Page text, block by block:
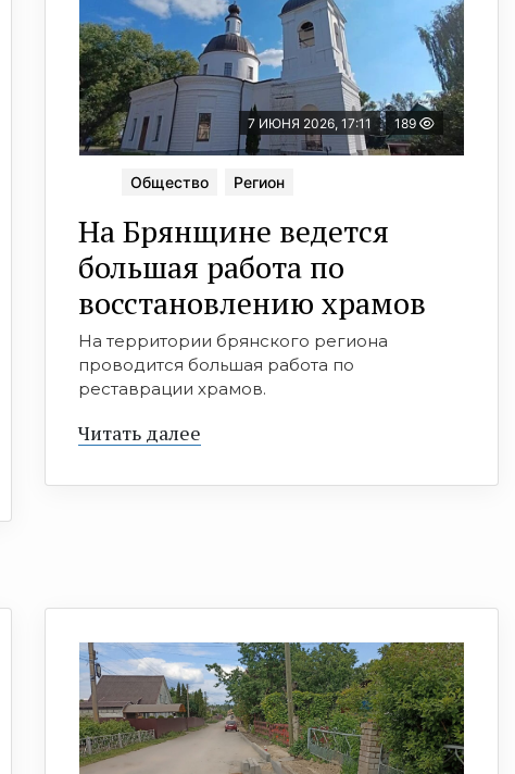
7 ИЮНЯ 2026, 17:11 189
Общество Регион
На Брянщине ведется
большая работа по
восстановлению храмов
На территории брянского региона
проводится большая работа по
реставрации храмов.
Читать далее